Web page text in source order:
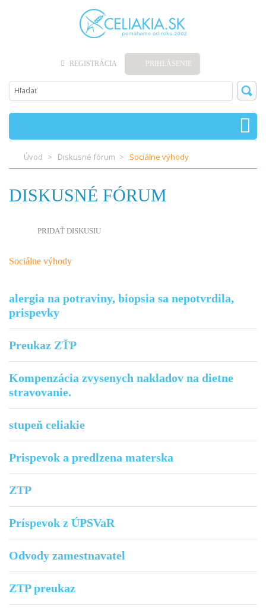
REGISTRÁCIA PRIHLÁSENIE
Úvod Diskusné fórum Sociálne výhody
DISKUSNÉ FÓRUM
PRIDAŤ DISKUSIU
Sociálne výhody
alergia na potraviny, biopsia sa nepotvrdila,
prispevky
Preukaz ZŤP
Kompenzácia zvysenych nakladov na dietne
stravovanie.
stupeň celiakie
Prispevok a predlzena materska
ZTP
Príspevok z ÚPSVaR
Odvody zamestnavatel
ZTP preukaz